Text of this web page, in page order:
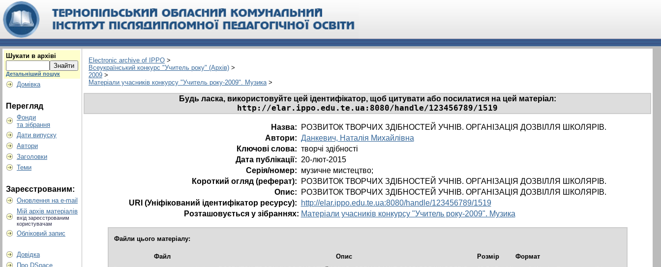
Шукати в архіві
Детальніший пошук
Домівка
Перегляд
Фонди
та зібрання
Дати випуску
Автори
Заголовки
Теми
Зареєстрованим:
Оновлення на e-mail
Мій архів матеріалів
вхід зареєстрованим
користувачам
Обліковий запис
Довідка
Про DSpace
Electronic archive of IPPO >
Всеукраїнський конкурс "Учитель року" (Архів) >
2009 >
Матеріали учасників конкурсу "Учитель року-2009". Музика>
Будь ласка, використовуйте цей ідентифікатор, щоб цитувати або посилатися на цей матеріал:
http://elar.ippo.edu.te.ua:8080/handle/123456789/1519
Назва:
РОЗВИТОК ТВОРЧИХ ЗДІБНОСТЕЙ УЧНІВ. ОРГАНІЗАЦІЯ ДОЗВІЛЛЯ ШКОЛЯРІВ.
Автори: Данкевич, Наталія Михайлівна
Ключові слова: творчі здібності
Дата публікації: 20-лют-2015
Серія/номер: музичне мистецтво;
Короткий огляд (реферат):
РОЗВИТОК ТВОРЧИХ ЗДІБНОСТЕЙ УЧНІВ. ОРГАНІЗАЦІЯ ДОЗВІЛЛЯ ШКОЛЯРІВ.
Опис:
РОЗВИТОК ТВОРЧИХ ЗДІБНОСТЕЙ УЧНІВ. ОРГАНІЗАЦІЯ ДОЗВІЛЛЯ ШКОЛЯРІВ.
URI (Уніфікований ідентифікатор ресурсу):
http://elar.ippo.edu.te.ua:8080/handle/123456789/1519
Розташовується у зібраннях: Матеріали учасників конкурсу "Учитель року-2009". Музика
Файли цього матеріалу:
Файл Опис Розмір
Формат